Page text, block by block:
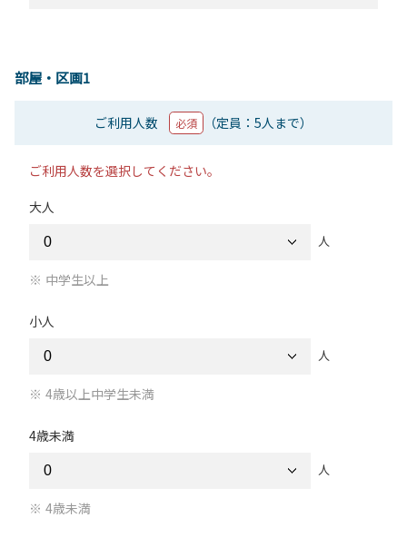
部屋・区画1
ご利用人数 必須 （定員：5人まで）
ご利用人数を選択してください。
大人
人
中学生以上
小人
人
4歳以上中学生未満
4歳未満
人
4歳未満